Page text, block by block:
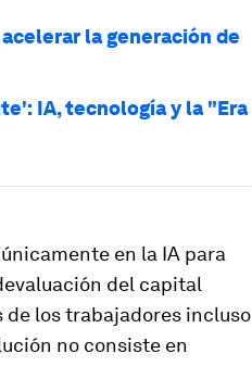
la generación de
IA, tecnología y la "Era
en la IA para
del capital
de los trabajadores incluso
no consiste en